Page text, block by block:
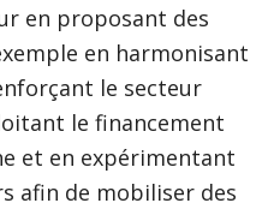
en proposant des
en harmonisant
le secteur
le financement
et en expérimentant
afin de mobiliser des